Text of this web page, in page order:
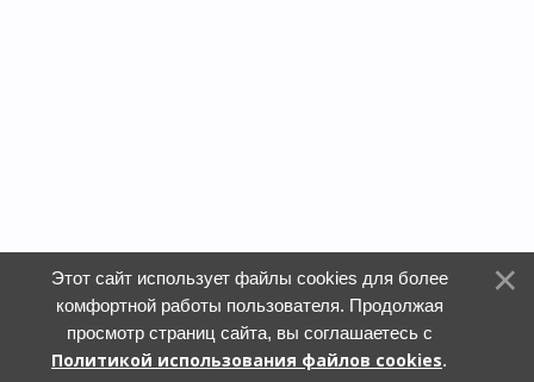
Этот сайт использует файлы cookies для более
комфортной работы пользователя. Продолжая
просмотр страниц сайта, вы соглашаетесь с
Политикой использования файлов cookies.